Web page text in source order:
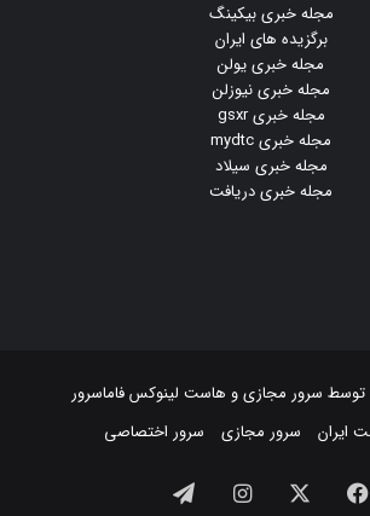
مجله خبری بیکینگ
برگزیده های ایران
مجله خبری یولن
مجله خبری نیوزلن
مجله خبری gsxr
مجله خبری mydtc
مجله خبری سیلاد
مجله خبری دریافت
توسط سرور مجازیو هاست لینوکسفاماسرور
ایران سرور مجازی سرور اختصاصی
فیسبوک ایکس اینستاگرام